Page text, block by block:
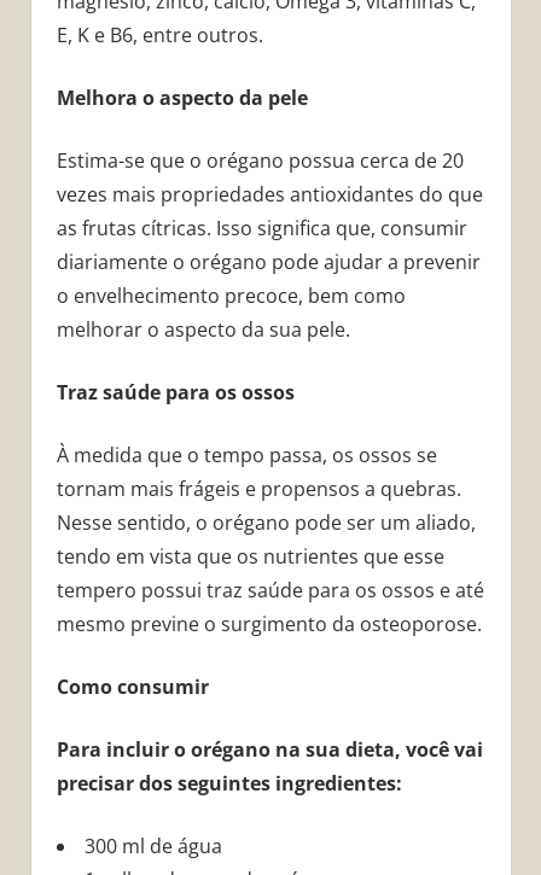
E, K e B6, entre outros.
Melhora o aspecto da pele
Estima-se que o orégano possua cerca de 20
vezes mais propriedades antioxidantes do que
as frutas cítricas. Isso significa que, consumir
diariamente o orégano pode ajudar a prevenir
o envelhecimento precoce, bem como
melhorar o aspecto da sua pele.
Traz saúde para os ossos
À medida que o tempo passa, os ossos se
tornam mais frágeis e propensos a quebras.
Nesse sentido, o orégano pode ser um aliado,
tendo em vista que os nutrientes que esse
tempero possui traz saúde para os ossos e até
mesmo previne o surgimento da osteoporose.
Como consumir
Para incluir o orégano na sua dieta, você vai
precisar dos seguintes ingredientes:
300 ml de água